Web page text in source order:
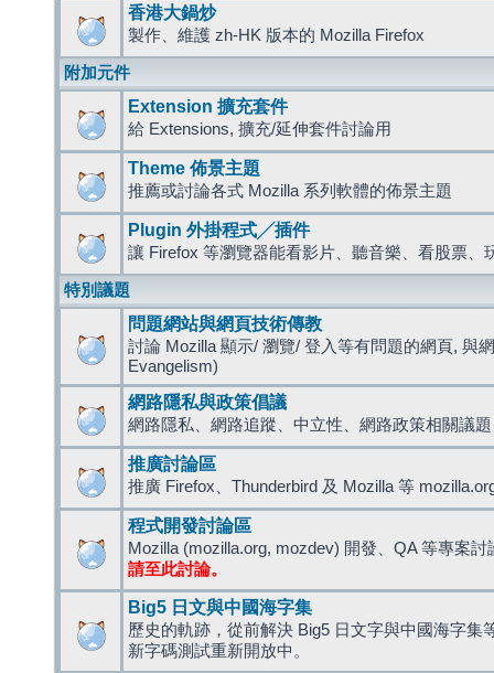
香港大鍋炒
製作、維護 zh-HK 版本的 Mozilla Firefox
附加元件
Extension 擴充套件
給 Extensions, 擴充/延伸套件討論用
Theme 佈景主題
推薦或討論各式 Mozilla 系列軟體的佈景主題
Plugin 外掛程式╱插件
讓 Firefox 等瀏覽器能看影片、聽音樂、看股票、
特別議題
問題網站與網頁技術傳教
討論 Mozilla 顯示/ 瀏覽/ 登入等有問題的網頁, 與
Evangelism)
網路隱私與政策倡議
網路隱私、網路追蹤、中立性、網路政策相關議題
推廣討論區
推廣 Firefox、Thunderbird 及 Mozilla 等
程式開發討論區
Mozilla (mozilla.org, mozdev) 開發、QA 等專案討
請至此討論。
Big5 日文與中國海字集
歷史的軌跡，從前解決 Big5 日文字與中國海字集
新字碼測試重新開放中。